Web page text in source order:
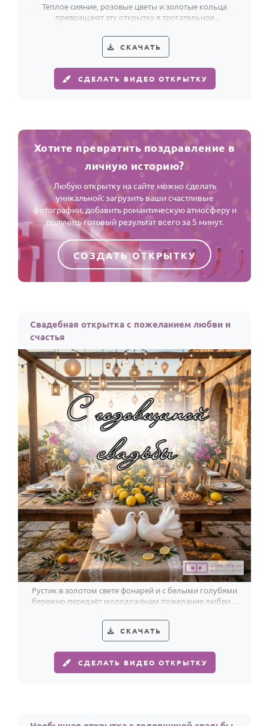
Тёплое сияние, розовые цветы и золотые кольца
превращают эту открытку в трогательное
СКАЧАТЬ
СДЕЛАТЬ ВИДЕО ОТКРЫТКУ
Хотите превратить поздравление в
личную историю?
Любую открытку на сайте можно сделать
уникальной: загрузить ваши счастливые
фотографии, добавить романтическую атмосферу и
получить готовый результат всего за 5 минут.
СОЗДАТЬ ОТКРЫТКУ
Свадебная открытка с пожеланием любви и
счастья
Рустик в золотом свете фонарей и с белыми голубями
бережно передаёт молодожёнам пожелание любви и
СКАЧАТЬ
СДЕЛАТЬ ВИДЕО ОТКРЫТКУ